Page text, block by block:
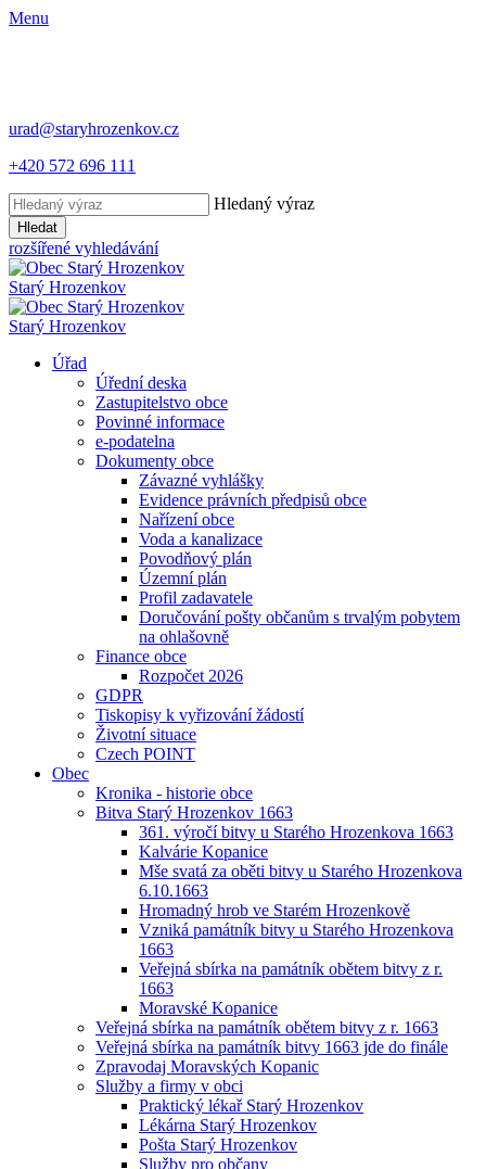
Menu
urad@staryhrozenkov.cz
+420 572 696 111
Hledaný výraz
Hledat
rozšířené vyhledávání
Starý Hrozenkov
Starý Hrozenkov
Úřad
Úřední deska
Zastupitelstvo obce
Povinné informace
e-podatelna
Dokumenty obce
Závazné vyhlášky
Evidence právních předpisů obce
Nařízení obce
Voda a kanalizace
Povodňový plán
Územní plán
Profil zadavatele
Doručování pošty občanům s trvalým pobytem
na ohlašovně
Finance obce
Rozpočet 2026
GDPR
Tiskopisy k vyřizování žádostí
Životní situace
Czech POINT
Obec
Kronika - historie obce
Bitva Starý Hrozenkov 1663
361. výročí bitvy u Starého Hrozenkova 1663
Kalvárie Kopanice
Mše svatá za oběti bitvy u Starého Hrozenkova
6.10.1663
Hromadný hrob ve Starém Hrozenkově
Vzniká památník bitvy u Starého Hrozenkova
1663
Veřejná sbírka na památník obětem bitvy z r.
1663
Moravské Kopanice
Veřejná sbírka na památník obětem bitvy z r. 1663
Veřejná sbírka na památník bitvy 1663 jde do finále
Zpravodaj Moravských Kopanic
Služby a firmy v obci
Praktický lékař Starý Hrozenkov
Lékárna Starý Hrozenkov
Pošta Starý Hrozenkov
Služby pro občany